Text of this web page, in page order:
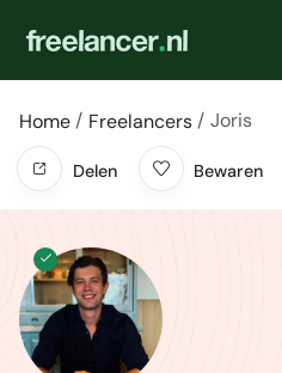
Home Freelancers Joris
Delen Bewaren